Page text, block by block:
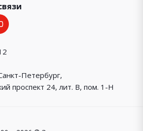
Петербург,
проспект 24, лит. В, пом. 1-Н